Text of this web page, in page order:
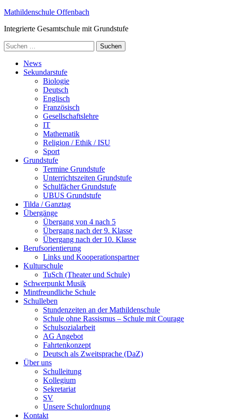
Zum
springen
drücken)
Mathildenschule Offenbach
Integrierte Gesamtschule mit Grundstufe
Suchen
nach:
News
Sekundarstufe
Biologie
Deutsch
Englisch
Französisch
Gesellschaftslehre
IT
Mathematik
Religion / Ethik / ISU
Sport
Grundstufe
Termine Grundstufe
Unterrichtszeiten Grundstufe
Schulfächer Grundstufe
UBUS Grundstufe
Tilda / Ganztag
Übergänge
Übergang von 4 nach 5
Übergang nach der 9. Klasse
Übergang nach der 10. Klasse
Berufsorientierung
Links und Kooperationspartner
Kulturschule
TuSch (Theater und Schule)
Schwerpunkt Musik
Mintfreundliche Schule
Schulleben
Stundenzeiten an der Mathildenschule
Schule ohne Rassismus – Schule mit Courage
Schulsozialarbeit
AG Angebot
Fahrtenkonzept
Deutsch als Zweitsprache (DaZ)
Über uns
Schulleitung
Kollegium
Sekretariat
SV
Unsere Schulordnung
Kontakt